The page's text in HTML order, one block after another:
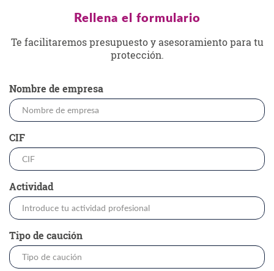
Rellena el formulario
Te facilitaremos presupuesto y asesoramiento para tu
protección.
Nombre de empresa
CIF
Actividad
Tipo de caución